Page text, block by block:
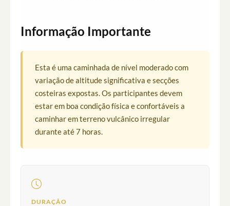
Informação Importante
Esta é uma caminhada de nível moderado com
variação de altitude significativa e secções
costeiras expostas. Os participantes devem
estar em boa condição física e confortáveis a
caminhar em terreno vulcânico irregular
durante até 7 horas.
DURAÇÃO